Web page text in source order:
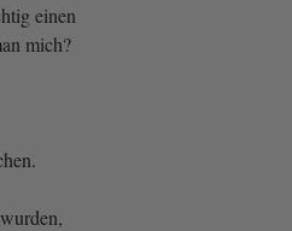
einen
mich?